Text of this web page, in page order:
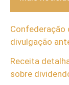
Confederação
divulgação
Receita
sobre